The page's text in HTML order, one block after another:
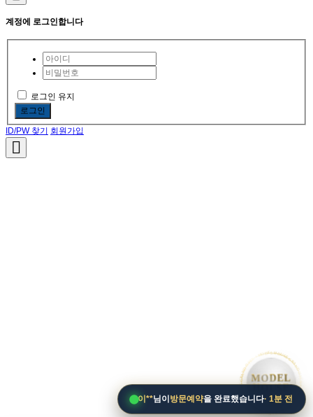
계정에 로그인합니다
로그인 유지
로그인
ID/PW 찾기 회원가입
• MODEL HOUSE GRAND OPEN • MODEL HOUSE GRAND OPEN • MODEL
MODEL
HOUSE
이**님이 방문예약을 완료했습니다· 1분 전